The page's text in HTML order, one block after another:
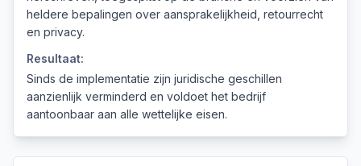
heldere bepalingen over aansprakelijkheid, retourrecht
en privacy.
Resultaat:
Sinds de implementatie zijn juridische geschillen
aanzienlijk verminderd en voldoet het bedrijf
aantoonbaar aan alle wettelijke eisen.